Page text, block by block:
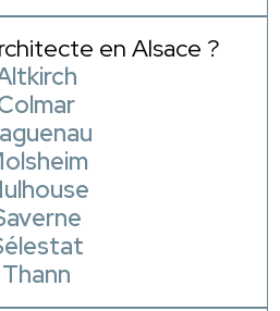
en Alsace ?
Thann